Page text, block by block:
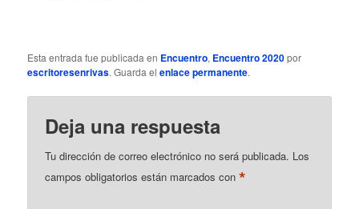
Esta entrada fue publicada en Encuentro, Encuentro 2020por
escritoresenrivas. Guarda elenlace permanente.
Deja una respuesta
Tu dirección de correo electrónico no será publicada. Los
campos obligatorios están marcados con*